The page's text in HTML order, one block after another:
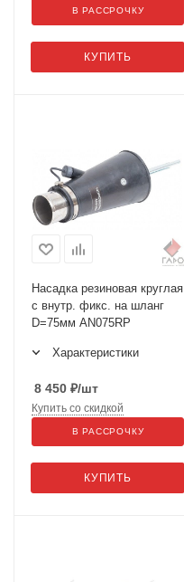
КУПИТЬ
В РАССРОЧКУ
Насадка резиновая круглая
с внутр. фикс. на шланг
D=75мм AN075RP
Характеристики
8 450 ₽/шт
КУПИТЬ
Купить со скидкой
В РАССРОЧКУ